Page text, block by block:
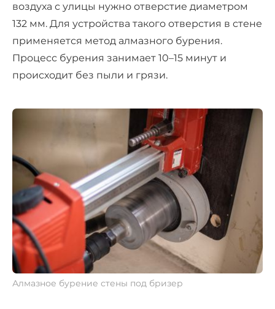
воздуха с улицы нужно отверстие диаметром
132 мм. Для устройства такого отверстия в стене
применяется метод алмазного бурения.
Процесс бурения занимает 10–15 минут и
происходит без пыли и грязи.
Алмазное бурение стены под бризер